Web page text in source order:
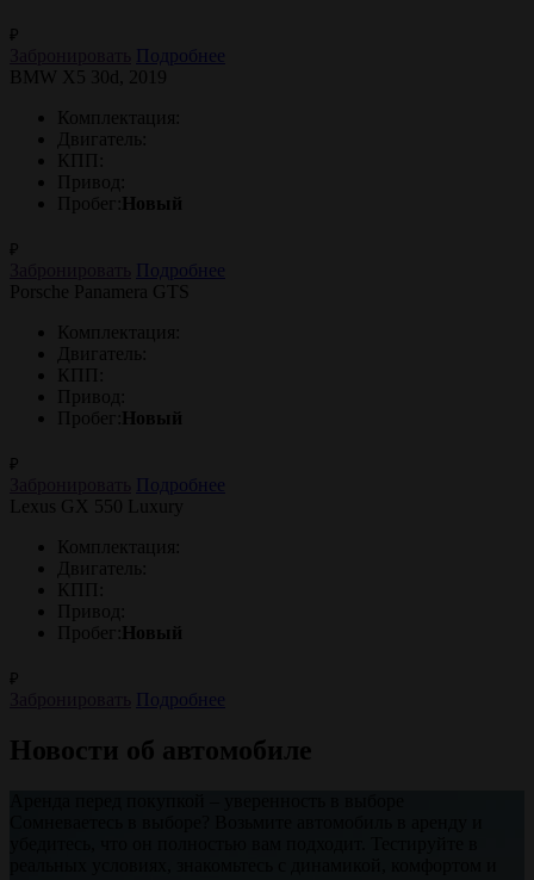
₽
Подробнее
BMW X5 30d, 2019
Комплектация:
Двигатель:
КПП:
Привод:
Пробег:
Новый
₽
Подробнее
Porsche Panamera GTS
Комплектация:
Двигатель:
КПП:
Привод:
Пробег:
Новый
₽
Подробнее
Lexus GX 550 Luxury
Комплектация:
Двигатель:
КПП:
Привод:
Пробег:
Новый
₽
Подробнее
Новости об автомобиле